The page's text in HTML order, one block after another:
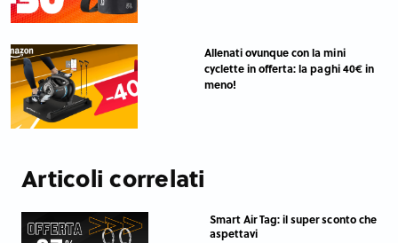
Allenati ovunque con la mini
cyclette in offerta: la paghi 40€ in
meno!
Articoli correlati
Smart Air Tag: il super sconto che
aspettavi